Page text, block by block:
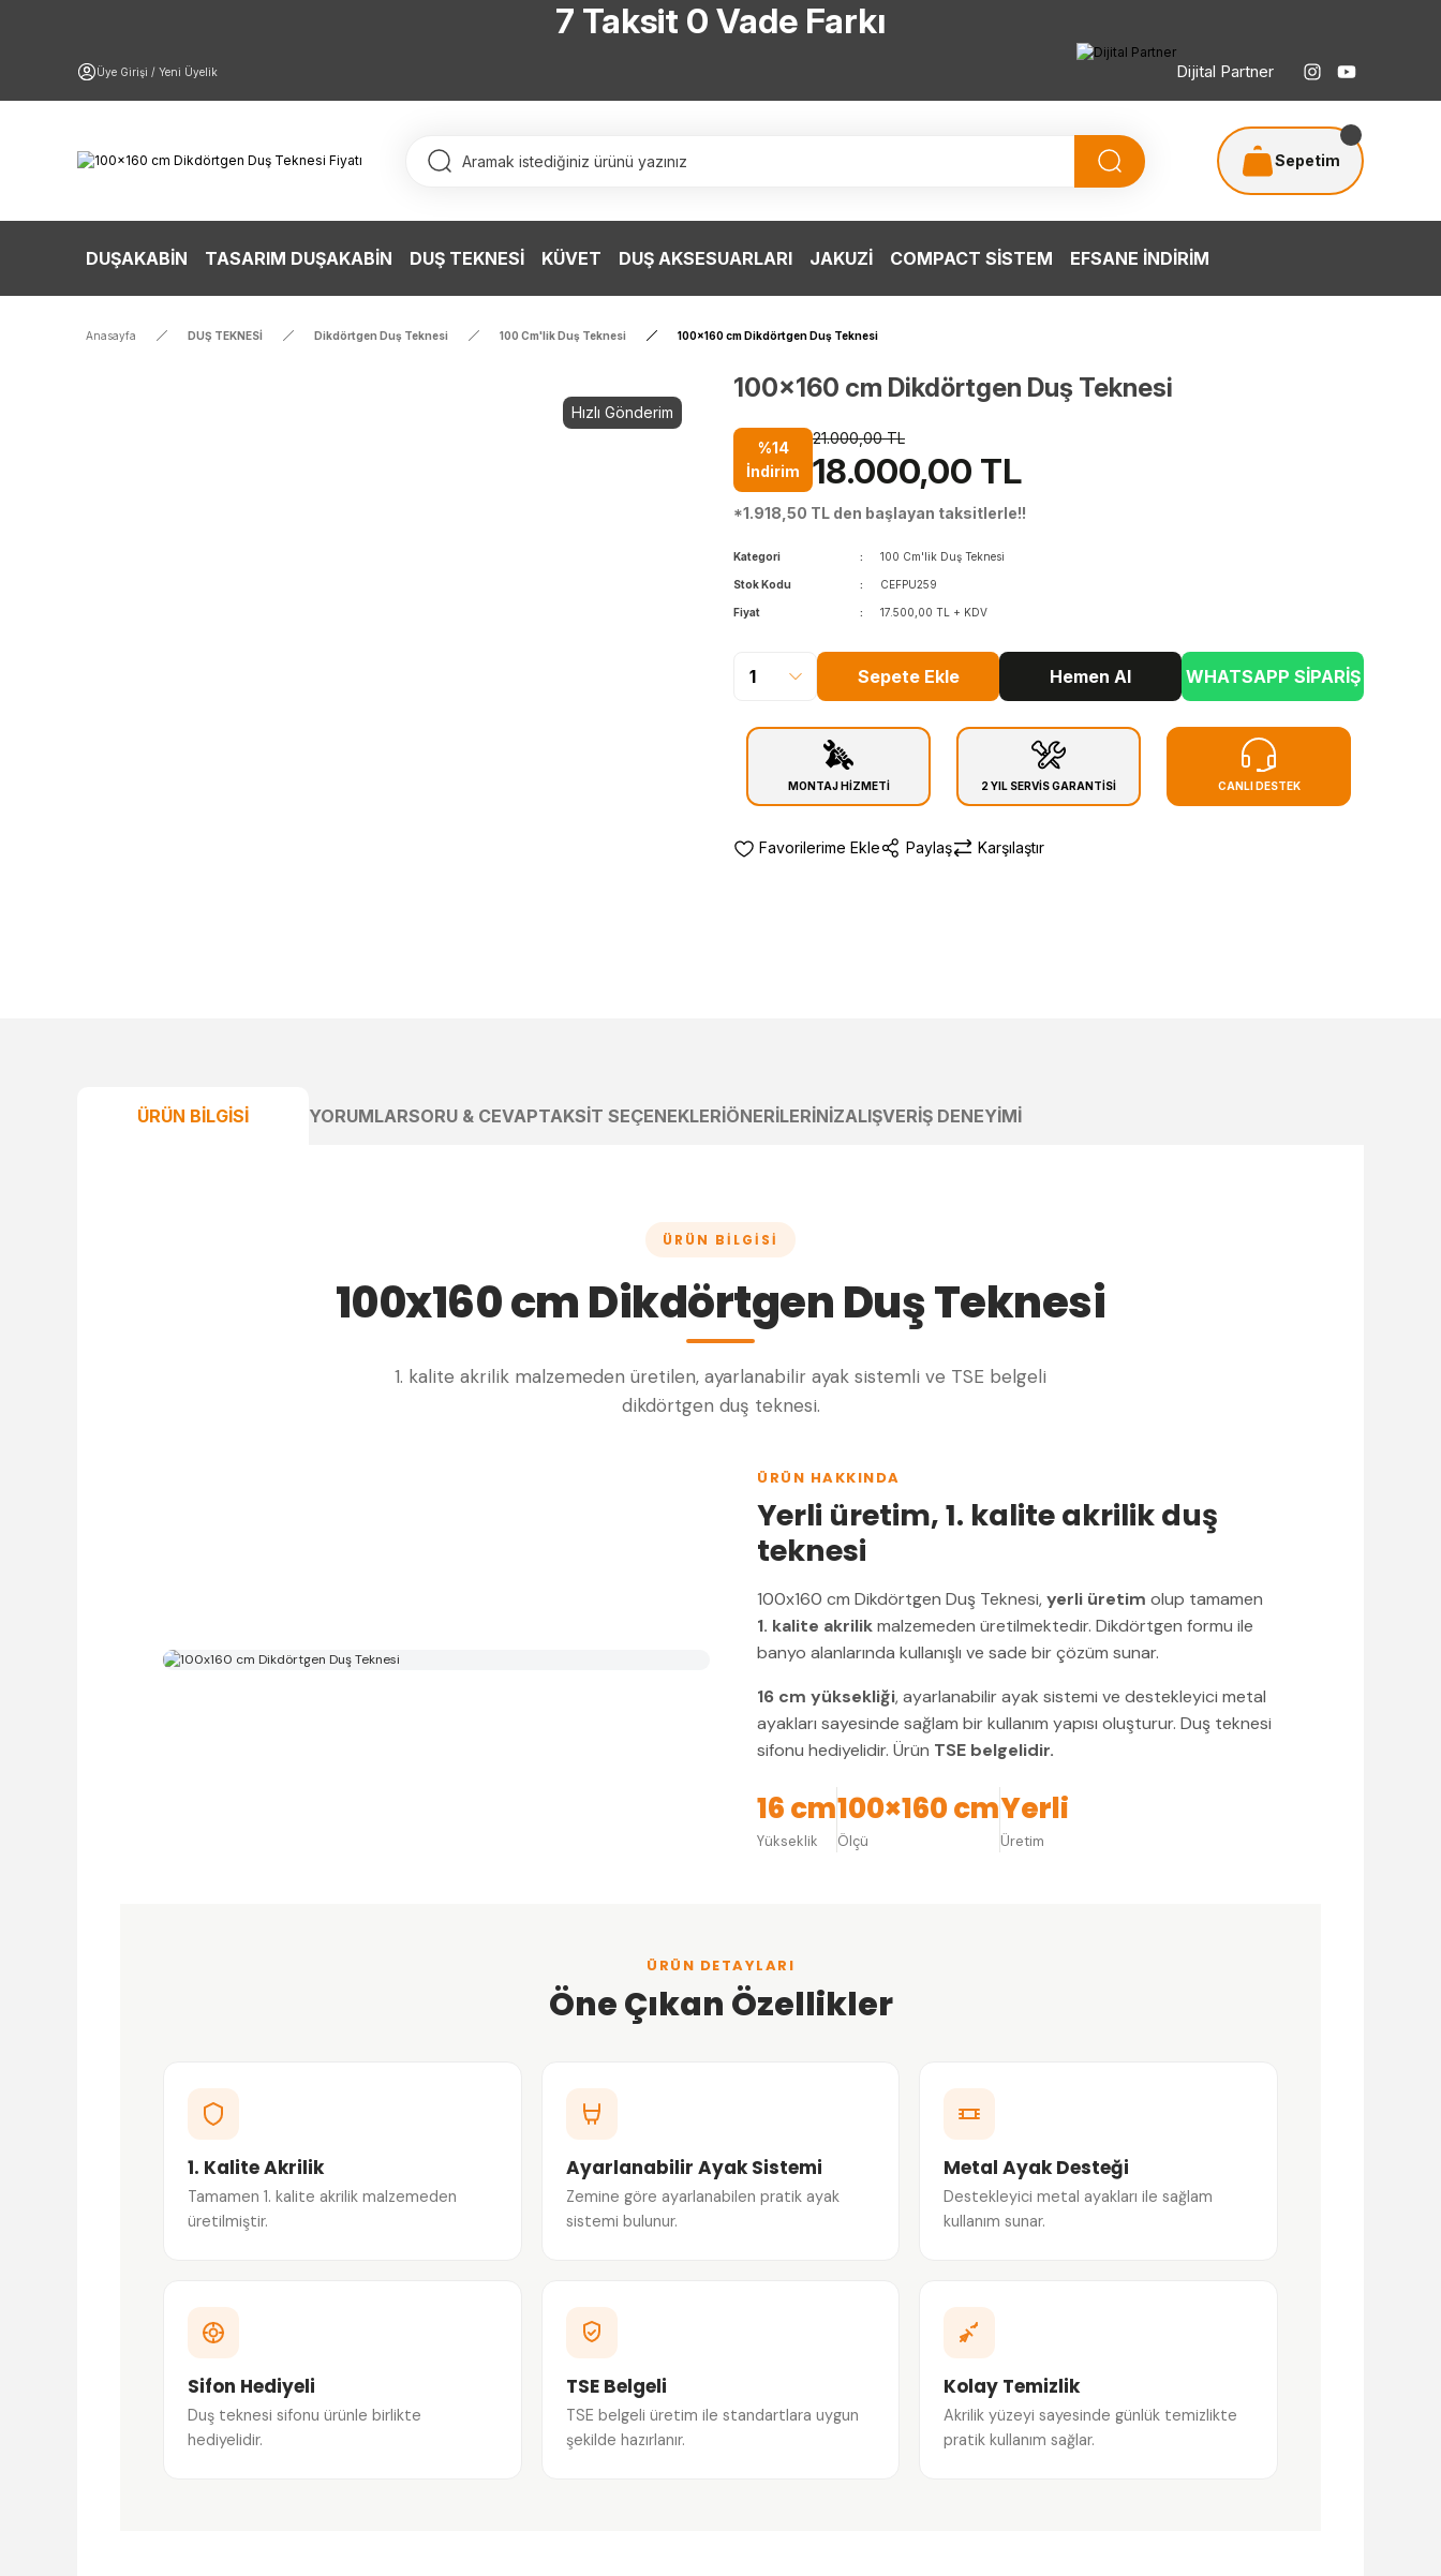
7 Taksit 0 Vade Farkı
Üye Girişi / Yeni Üyelik
TÜRKİYE’NİN HERYERİNE ÜCRETSİZ KARGO
Dijital Partner
Sepetim
DUŞAKABİN TASARIM DUŞAKABİN DUŞ TEKNESİ KÜVET DUŞ AKSESUARLARI JAKUZİ COMPACT SİSTEM EFSANE İNDİRİM
Anasayfa DUŞ TEKNESİ Dikdörtgen Duş Teknesi 100 Cm'lik Duş Teknesi 100x160 cm Dikdörtgen Duş Teknesi
Hızlı Gönderim
100x160 cm Dikdörtgen Duş Teknesi
%14
İndirim
21.000,00 TL
18.000,00 TL
*1.918,50 TL den başlayan taksitlerle!!
Kategori 100 Cm'lik Duş Teknesi
Stok Kodu CEFPU259
Fiyat 17.500,00 TL + KDV
Sepete Ekle Hemen Al WHATSAPP SİPARİŞ
MONTAJ HİZMETİ 2 YIL SERVİS GARANTİSİ CANLI DESTEK
Paylaş Karşılaştır
ÜRÜN BILGISI YORUMLARSORU & CEVAPTAKSIT SEÇENEKLERIÖNERILERINIZALIŞVERIŞ DENEYIMI
ÜRÜN BILGISI
100x160 cm Dikdörtgen Duş Teknesi
1. kalite akrilik malzemeden üretilen, ayarlanabilir ayak sistemli ve TSE belgeli
dikdörtgen duş teknesi.
ÜRÜN HAKKINDA
Yerli üretim, 1. kalite akrilik duş
teknesi
100x160 cm Dikdörtgen Duş Teknesi,yerli üretim olup tamamen
1. kalite akrilikmalzemeden üretilmektedir. Dikdörtgen formu ile
banyo alanlarında kullanışlı ve sade bir çözüm sunar.
16 cm yüksekliği, ayarlanabilir ayak sistemi ve destekleyici metal
ayakları sayesinde sağlam bir kullanım yapısı oluşturur. Duş teknesi
sifonu hediyelidir. Ürün TSE belgelidir.
16 cm
Yükseklik
100×160 cm
Ölçü
Yerli
Üretim
ÜRÜN DETAYLARI
Öne Çıkan Özellikler
1. Kalite Akrilik
Tamamen 1. kalite akrilik malzemeden
üretilmiştir.
Ayarlanabilir Ayak Sistemi
Zemine göre ayarlanabilen pratik ayak
sistemi bulunur.
Metal Ayak Desteği
Destekleyici metal ayakları ile sağlam
kullanım sunar.
Sifon Hediyeli
Duş teknesi sifonu ürünle birlikte
hediyelidir.
TSE Belgeli
TSE belgeli üretim ile standartlara uygun
şekilde hazırlanır.
Kolay Temizlik
Akrilik yüzeyi sayesinde günlük temizlikte
pratik kullanım sağlar.